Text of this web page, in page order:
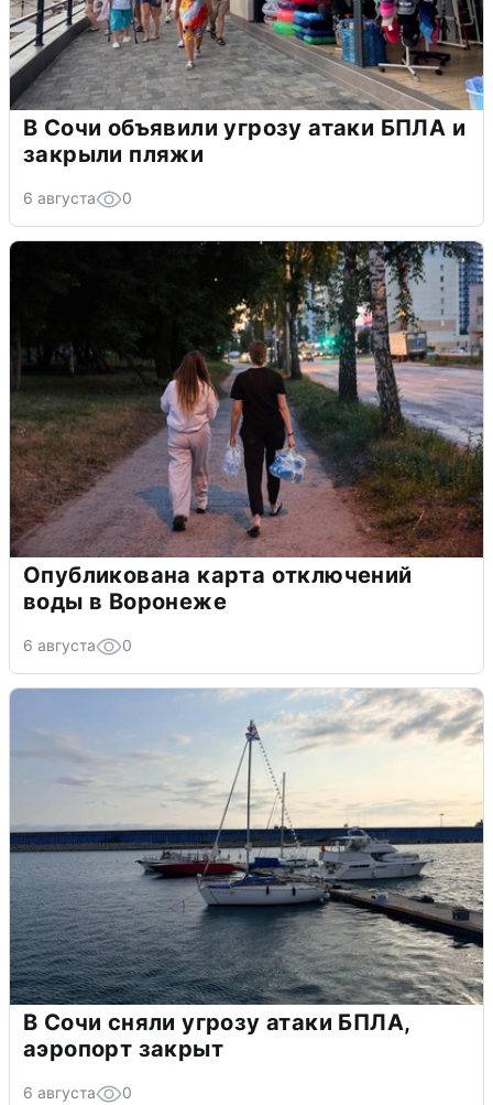
В Сочи объявили угрозу атаки БПЛА и
закрыли пляжи
6 августа 0
Опубликована карта отключений
воды в Воронеже
6 августа 0
В Сочи сняли угрозу атаки БПЛА,
аэропорт закрыт
6 августа 0